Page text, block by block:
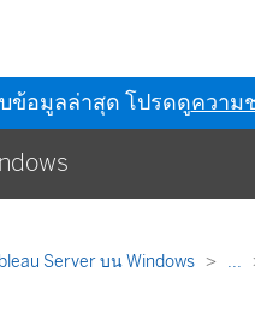
ข้อมูลล่าสุด โปรดดูความ
Server บน Windows ...